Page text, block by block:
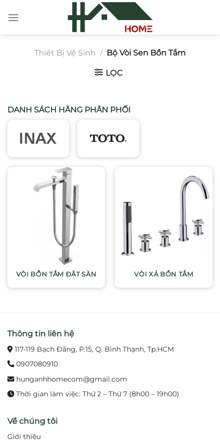
đến
Thiết Bị Vệ Sinh / Bộ Vòi Sen Bồn Tắm
LỌC
DANH SÁCH HÃNG PHÂN PHỐI
VÒI BỒN TẮM ĐẶT SÀN VÒI XẢ BỒN TẮM
Thông tin liên hệ
117-119 Bạch Đằng, P.15, Q. Bình Thạnh, Tp.HCM
0907080910
hunganhhomecom@gmail.com
Thời gian làm việc: Thứ 2 – Thứ 7 (8h00 – 19h00)
Về chúng tôi
Giới thiệu